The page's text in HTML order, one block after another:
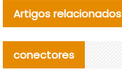
Artigos relacionados
conectores